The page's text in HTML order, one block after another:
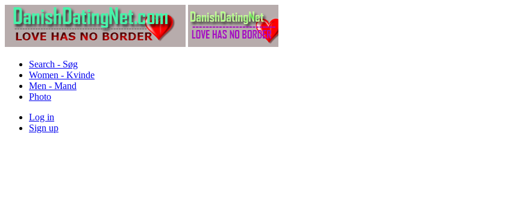
Search - Søg
Women - Kvinde
Men - Mand
Photo
Log in
Sign up